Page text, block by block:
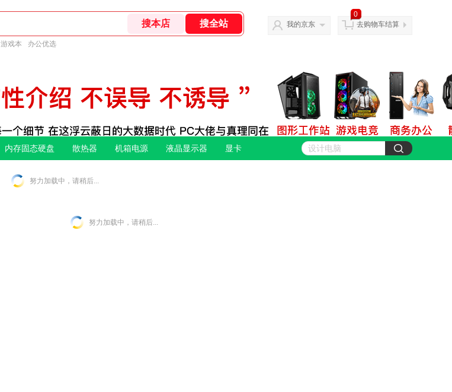
游戏本 办公优选
我的京东
0
去购物车结算
内存固态硬盘 散热器 机箱电源 液晶显示器 显卡
努力加载中，请稍后...
努力加载中，请稍后...